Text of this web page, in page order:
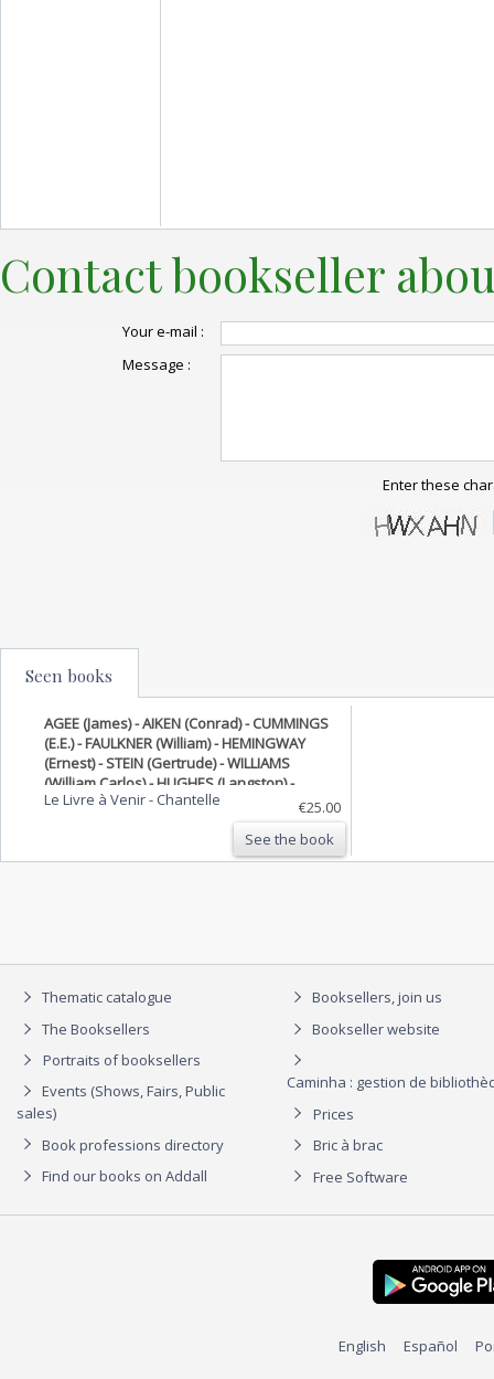
Contact bookseller
Your e-mail :
Message :
Enter these
Seen books
AGEE (James) - AIKEN (Conrad) - CUMMINGS
(E.E.) - FAULKNER (William) - HEMINGWAY
(Ernest) - STEIN (Gertrude) - WILLIAMS
(William Carlos) - HUGHES (Langston) -
MILLER (Henry) -
Fontaine, revue mensuelle de la poésie et
des lettres françaises : Réédition du
numéro 27-28 d'août 1943 : Ecrivains et
Le Livre à Venir- Chantelle
€25.00
See the book
Thematic catalogue
The Booksellers
Portraits of booksellers
Events (Shows, Fairs, Public
sales)
Book professions directory
Find our books on Addall
Booksellers, join us
Bookseller website
Caminha : gestion de
Prices
Bric à brac
Free Software
English Español